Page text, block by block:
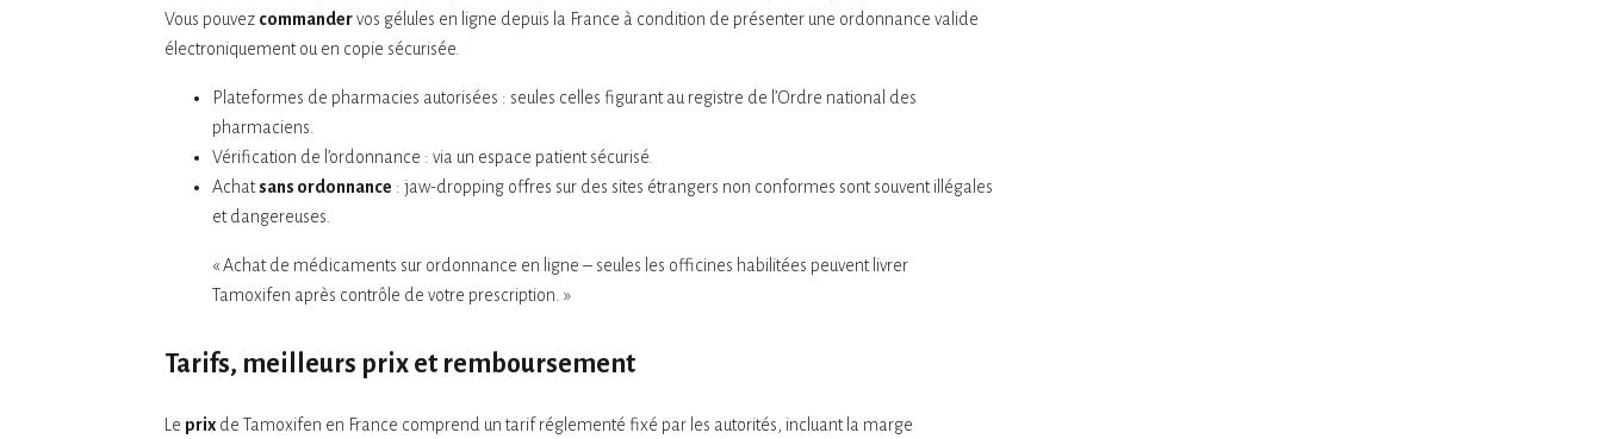
Vous pouvez commandervos gélules en ligne depuis la France à condition de présenter une ordonnance valide
électroniquement ou en copie sécurisée.
Plateformes de pharmacies autorisées : seules celles figurant au registre de l’Ordre national des
pharmaciens.
Vérification de l’ordonnance : via un espace patient sécurisé.
Achatsans ordonnance : jaw-dropping offres sur des sites étrangers non conformes sont souvent illégales
et dangereuses.
« Achat de médicaments sur ordonnance en ligne – seules les officines habilitées peuvent livrer
Tamoxifen après contrôle de votre prescription. »
Tarifs, meilleurs prix et remboursement
Le prix de Tamoxifen en France comprend un tarif réglementé fixé par les autorités, incluant la marge